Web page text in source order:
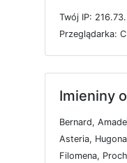
Twój IP:
Przeglądarka:
Imieniny
Bernard,
Asteria,
Filomena,